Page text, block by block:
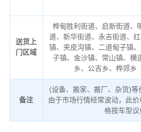
送货上
门区域
桦甸胜利街道、启新街道、
道、新华街道、永吉街道、
镇、夹皮沟镇、二道甸子镇
子镇、金沙镇、常山镇、横
乡、公吉乡、桦郊乡
备注
(设备、搬家、搬厂、杂货)等
由于市场行情经常波动，此
格按车型议